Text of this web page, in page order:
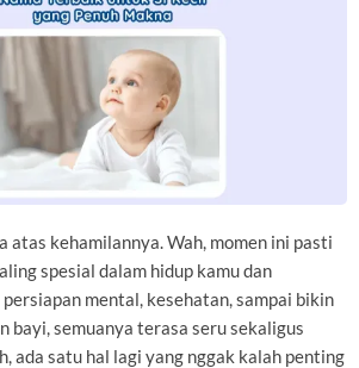
atas kehamilannya. Wah, momen ini pasti
spesial dalam hidup kamu dan
mental, kesehatan, sampai bikin
bayi, semuanya terasa seru sekaligus
ada satu hal lagi yang nggak kalah penting